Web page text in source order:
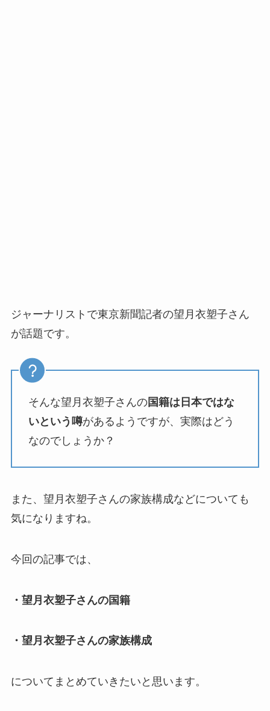
ジャーナリストで東京新聞記者の望月衣塑子さん
が話題です。
そんな望月衣塑子さんの国籍は日本ではな
いという噂があるようですが、実際はどう
なのでしょうか？
また、望月衣塑子さんの家族構成などについても
気になりますね。
今回の記事では、
・望月衣塑子さんの国籍
・望月衣塑子さんの家族構成
についてまとめていきたいと思います。